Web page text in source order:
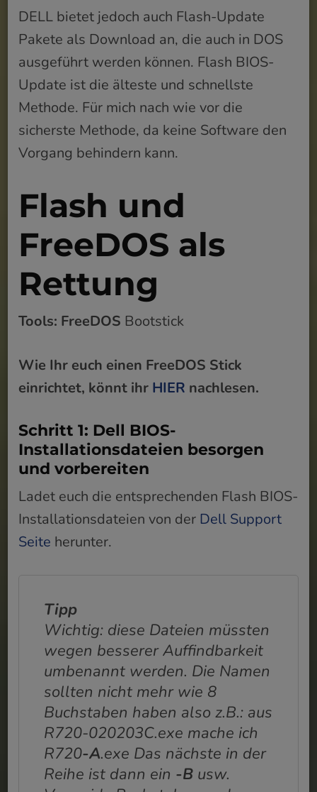
DELL bietet jedoch auch Flash-Update
Pakete als Download an, die auch in DOS
ausgeführt werden können. Flash BIOS-
Update ist die älteste und schnellste
Methode. Für mich nach wie vor die
sicherste Methode, da keine Software den
Vorgang behindern kann.
Flash und
FreeDOS als
Rettung
Tools: FreeDOS Bootstick
Wie Ihr euch einen FreeDOS Stick
einrichtet, könnt ihr HIER nachlesen.
Schritt 1: Dell BIOS-
Installationsdateien besorgen
und vorbereiten
Ladet euch die entsprechenden Flash BIOS-
Installationsdateien von der Dell Support
Seite herunter.
Tipp
Wichtig: diese Dateien müssten
wegen besserer Auffindbarkeit
umbenannt werden. Die Namen
sollten nicht mehr wie 8
Buchstaben haben also z.B.: aus
R720-020203C.exe mache ich
R720-A.exe Das nächste in der
Reihe ist dann ein -B usw.